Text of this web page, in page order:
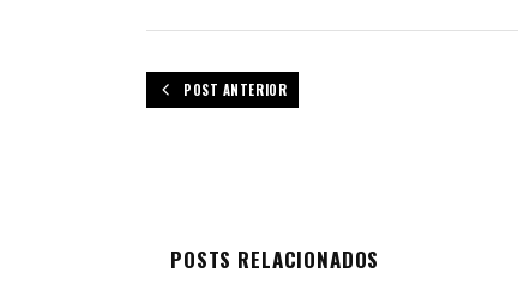
POST ANTERIOR
POSTS RELACIONADOS